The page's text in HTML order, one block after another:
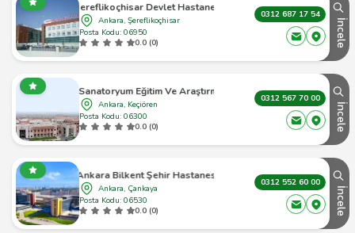
Şereflikoçhisar Devlet Hastanesi
Ankara, Şereflikoçhisar
Posta Kodu: 06950
0.0 (0)
0312 687 17 54
İncele
Eğitim Ve Araştırma Hastanesi - Keçiören - 1
Ankara, Keçiören
Posta Kodu: 06300
0.0 (0)
0312 567 70 00
İncele
Ankara Bilkent Şehir Hastanesi
Ankara, Çankaya
Posta Kodu: 06530
0.0 (0)
0312 552 60 00
İncele